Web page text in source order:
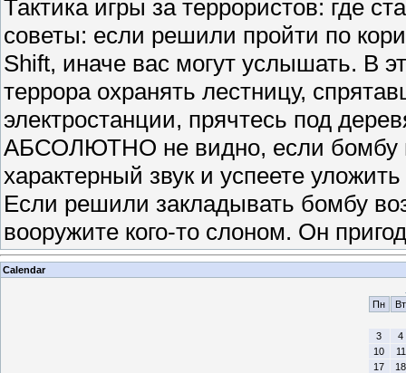
Тактика игры за террористов: где
советы: если решили пройти по
Shift, иначе вас могут услышать. В
террора охранять лестницу,
электростанции, прячтесь под
АБСОЛЮТНО не видно, если бомбу
характерный звук и успеете
Если решили закладывать бомбу
вооружите кого-то слоном. Он
Calendar
Пн
Вт
3
4
10
11
17
18